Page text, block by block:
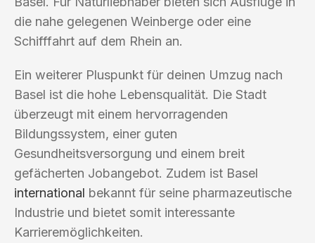
die nahe gelegenen Weinberge oder eine
Schifffahrt auf dem Rhein an.
Ein weiterer Pluspunkt für deinen Umzug nach
Basel ist die hohe Lebensqualität. Die Stadt
überzeugt mit einem hervorragenden
Bildungssystem, einer guten
Gesundheitsversorgung und einem breit
gefächerten Jobangebot. Zudem ist Basel
international bekannt für seine pharmazeutische
Industrie und bietet somit interessante
Karrieremöglichkeiten.